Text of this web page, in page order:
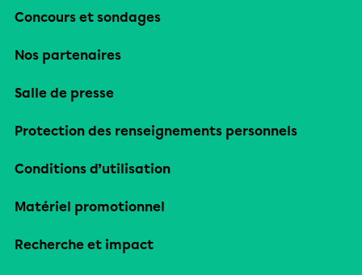
Concours et sondages
Nos partenaires
Salle de presse
Protection des renseignements personnels
Conditions d’utilisation
Matériel promotionnel
Recherche et impact